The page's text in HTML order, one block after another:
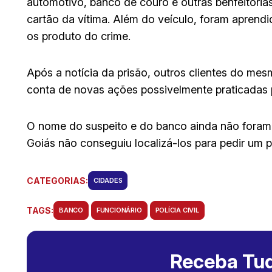
cartão da vítima. Além do veículo, foram
os produto do crime.
Após a notícia da prisão, outros clientes do
conta de novas ações possivelmente
O nome do suspeito e do banco ainda não
Goiás não conseguiu localizá-los para pedir um
CATEGORIAS: CIDADES
TAGS: BANCO FUNCIONÁRIO POLÍCIA CIVIL
Receba